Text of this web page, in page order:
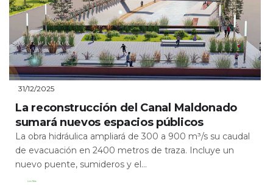
31/12/2025
La reconstrucción del Canal Maldonado
sumará nuevos espacios públicos
La obra hidráulica ampliará de 300 a 900 m³/s su caudal
de evacuación en 2400 metros de traza. Incluye un
nuevo puente, sumideros y el...
Leer Más